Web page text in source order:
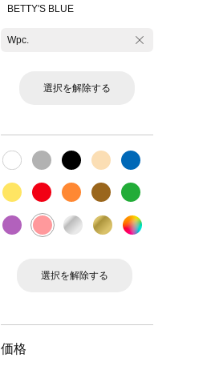
BETTY'S BLUE
Wpc.
選択を解除する
選択を解除する
価格